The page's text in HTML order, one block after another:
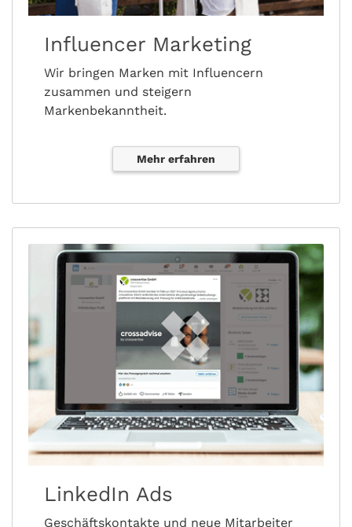
Influencer Marketing
Wir bringen Marken mit Influencern
zusammen und steigern
Markenbekanntheit.
Mehr erfahren
LinkedIn Ads
Geschäftskontakte und neue Mitarbeiter